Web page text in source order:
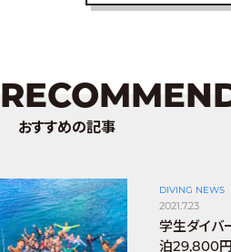
おすすめの記事
DIVING NEWS
2021.7.23
学生ダイバ
泊29,800円